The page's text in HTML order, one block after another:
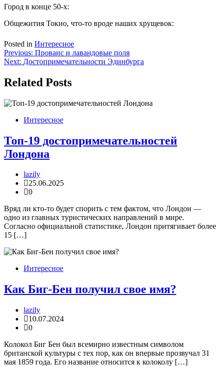
Город в конце 50-х:
Общежития Токио, что-то вроде наших хрущевок:
Posted in Интересное
Навигация
по
записям
Previous: Прованс и лавандовые поля
Next: Достопримечательности Эдинбурга
Related Posts
Интересное
Топ-19 достопримечательностей
Лондона
lazily
25.06.2025
0
Вряд ли кто-то будет спорить с тем фактом, что Лондон —
одно из главных туристических направлений в мире.
Согласно официальной статистике, Лондон притягивает более
15 […]
Интересное
Как Биг-Бен получил свое имя?
lazily
10.07.2024
0
Колокол Биг Бен был всемирно известным символом
британской культуры с тех пор, как он впервые прозвучал 31
мая 1859 года. Его название относится к колоколу […]